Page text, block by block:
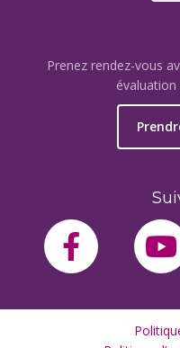
Prenez rendez-vous